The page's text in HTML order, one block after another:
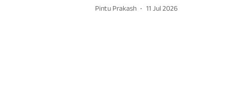
Pintu Prakash 11 Jul 2026